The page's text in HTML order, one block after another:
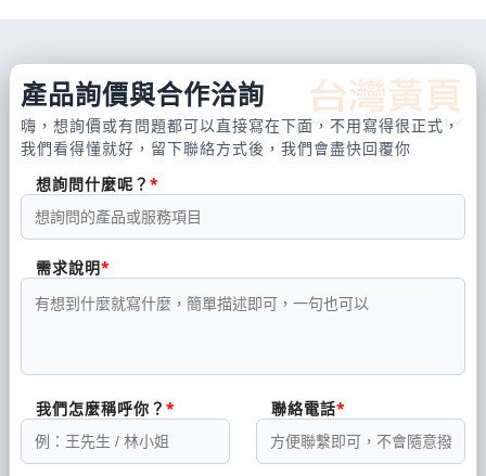
產品詢價與合作洽詢
嗨，想詢價或有問題都可以直接寫在下面，不用寫得很正式，
我們看得懂就好，留下聯絡方式後，我們會盡快回覆你
想詢問什麼呢？
需求說明
我們怎麼稱呼你？ 聯絡電話